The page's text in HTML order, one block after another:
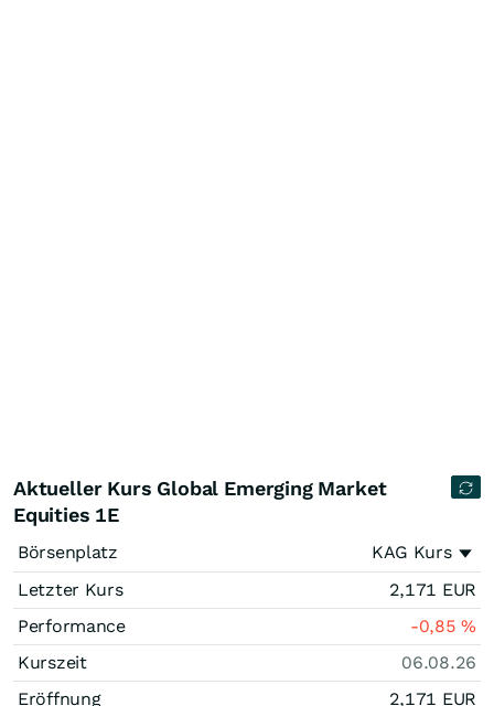
Aktueller Kurs Global Emerging Market
Equities 1E
Börsenplatz
KAG Kurs
Letzter Kurs
2,171 EUR
Performance
-0,85%
Kurszeit
06.08.26
Eröffnung
2,171 EUR